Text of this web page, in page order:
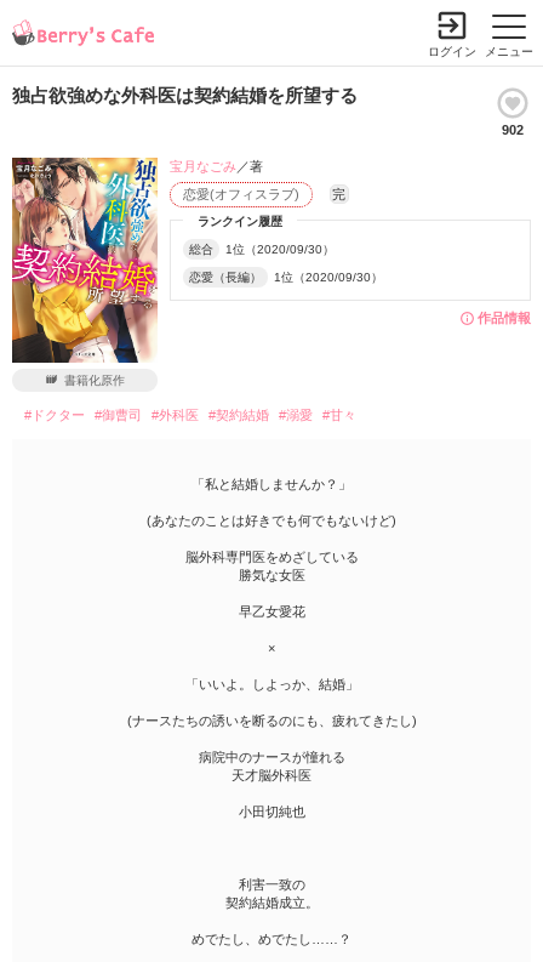
メニュー
ログイン
独占欲強めな外科医は契約結婚を所望する
902
作品情報
ランクイン履歴
総合 1位（2020/09/30）
恋愛（長編） 1位（2020/09/30）
恋愛(オフィスラブ) 完
宝月なごみ／著
書籍化原作
#ドクター #御曹司 #外科医 #契約結婚 #溺愛 #甘々
「私と結婚しませんか？」
(あなたのことは好きでも何でもないけど)
脳外科専門医をめざしている
勝気な女医
早乙女愛花
×
「いいよ。しよっか、結婚」
(ナースたちの誘いを断るのにも、疲れてきたし)
病院中のナースが憧れる
天才脳外科医
小田切純也
利害一致の
契約結婚成立。
めでたし、めでたし……？